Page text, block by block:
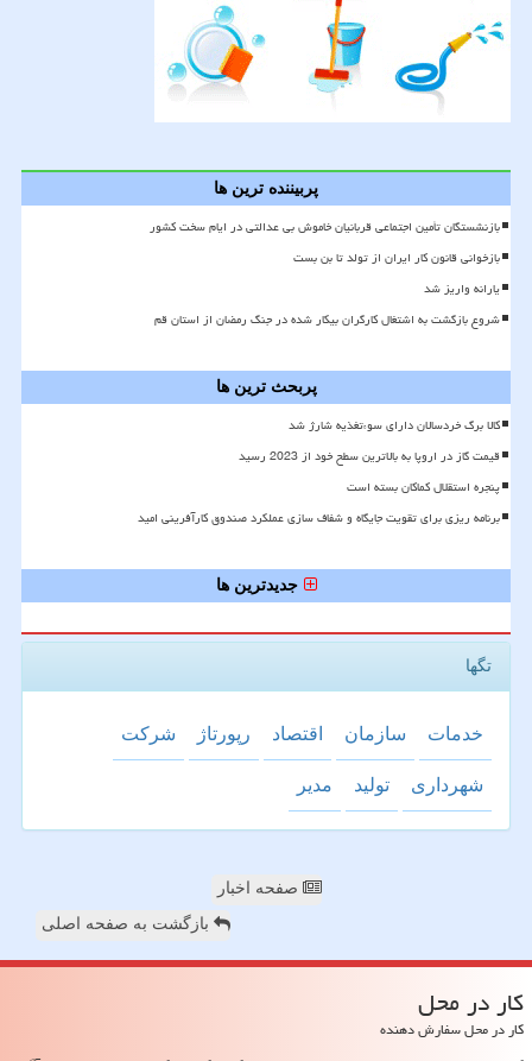
پربیننده ترین ها
بازنشستگان تأمین اجتماعی قربانیان خاموش بی عدالتی در ایام سخت کشور
بازخوانی قانون کار ایران از تولد تا بن بست
یارانه واریز شد
شروع بازگشت به اشتغال کارگران بیکار شده در جنگ رمضان از استان قم
پربحث ترین ها
کالا برگ خردسالان دارای سوءتغذیه شارژ شد
قیمت گاز در اروپا به بالاترین سطح خود از 2023 رسید
پنجره استقلال کماکان بسته است
برنامه ریزی برای تقویت جایگاه و شفاف سازی عملکرد صندوق کارآفرینی امید
جدیدترین ها
تگها
خدمات سازمان اقتصاد رپورتاژ شركت
شهرداری تولید مدیر
صفحه اخبار
بازگشت به صفحه اصلی
كار در محل
کار در محل سفارش دهنده